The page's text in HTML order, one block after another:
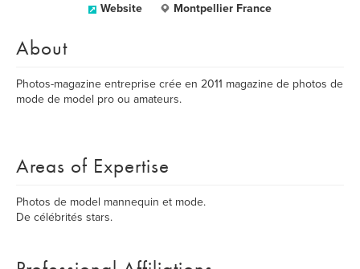
Website Montpellier France
About
Photos-magazine entreprise crée en 2011 magazine de photos de
mode de model pro ou amateurs.
Areas of Expertise
Photos de model mannequin et mode.
De célébrités stars.